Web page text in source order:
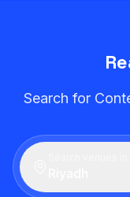
Search for